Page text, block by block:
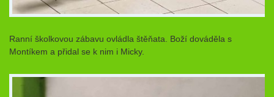
Ranní školkovou zábavu ovládla štěňata. Boží dováděla s
Montíkem a přidal se k nim i Micky.